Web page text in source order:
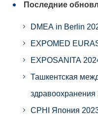
Последние
DMEA in Berlin
EXPOMED
EXPOSANITA
Ташкентская
здравоохранения
CPHI Япония